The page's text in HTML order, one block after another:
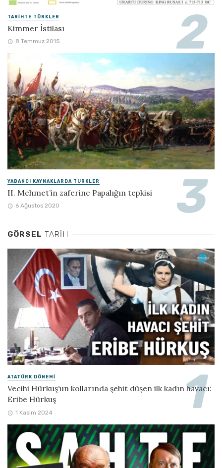
TARIHTE TÜRKLER
Kimmer İstilası
8 Temmuz 2015
YABANCI KAYNAKLARDA TÜRKLER
II. Mehmet’in zaferine Papalığın tepkisi
6 Ağustos 2020
GÖRSEL TARIH
ATATÜRK DÖNEMI
Vecihi Hürkuş’un kollarında şehit düşen ilk kadın havacı:
Eribe Hürkuş
1 Kasım 2024